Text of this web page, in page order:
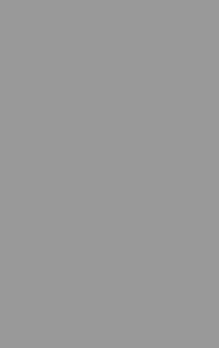
обучение
переподготовка и mini-
684 часа.
необходимые
старта педагогической
овладеть необходимым
инструментарием для